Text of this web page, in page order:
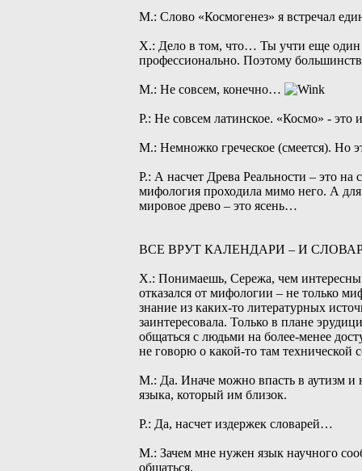
М.: Слово «Космогенез» я встречал
Х.: Дело в том, что… Ты учти еще один
профессионально. Поэтому
М.: Не совсем, конечно…
Р.: Не совсем латинское. «Космо» - это
М.: Немножко греческое (смеется). Но
Р.: А насчет Древа Реальности – это
мифология проходила мимо него. А
мировое древо – это ясень…
ВСЕ ВРУТ КАЛЕНДАРИ – И
Х.: Понимаешь, Сережа, чем интересны
отказался от мифологии – не только
знание из каких-то литературных
заинтересовала. Только в плане
общаться с людьми на более-менее
не говорю о какой-то там технической
М.: Да. Иначе можно впасть в аутизм и
языка, который им близок.
Р.: Да, насчет издержек словарей…
М.: Зачем мне нужен язык научного
общаться.